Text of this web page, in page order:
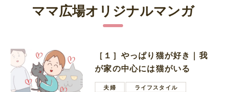
ママ広場オリジナルマンガ
［１］やっぱり猫が好き｜我
が家の中心には猫がいる
夫婦
ライフスタイル